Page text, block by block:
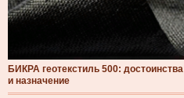
БИКРА геотекстиль 500: достоинства
и назначение